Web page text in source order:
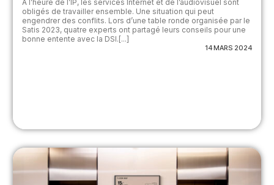
À l’heure de l’IP, les services Internet et de l’audiovisuel sont
obligés de travailler ensemble. Une situation qui peut
engendrer des conflits. Lors d’une table ronde organisée par le
Satis 2023, quatre experts ont partagé leurs conseils pour une
bonne entente avec la DSI.[...]
14 MARS 2024